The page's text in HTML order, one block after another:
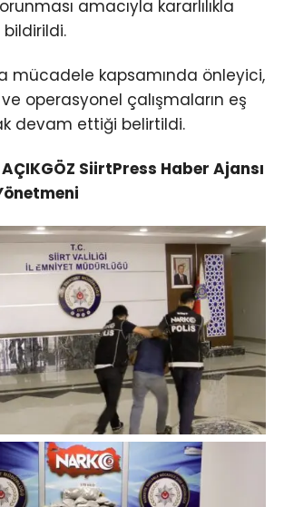
amacıyla kararlılıkla
mücadele kapsamında önleyici,
operasyonel çalışmaların eş
devam ettiği belirtildi.
SiirtPress Haber Ajansı